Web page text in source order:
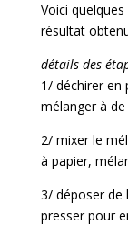
Voici
résultat
détails des
1/ déchirer en
mélanger à de
2/ mixer le
à papier,
3/ déposer de
presser pour